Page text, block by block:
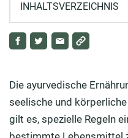
INHALTSVERZEICHNIS
Was bedeutet
Wo liegt der
und westlicher
Wie gesund ist die
Die ayurvedische
seelische und
gilt es, spezielle Regeln